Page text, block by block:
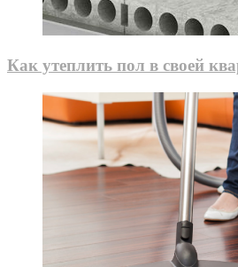
Как утеплить пол в своей